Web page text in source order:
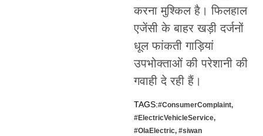
करना मुश्किल है। फिलहाल
एजेंसी के बाहर खड़ी दर्जनों
धूल फांकती गाड़ियां
उपभोक्ताओं की परेशानी की
गवाही दे रही हैं।
TAGS:#ConsumerComplaint,
#ElectricVehicleService,
#OlaElectric, #siwan